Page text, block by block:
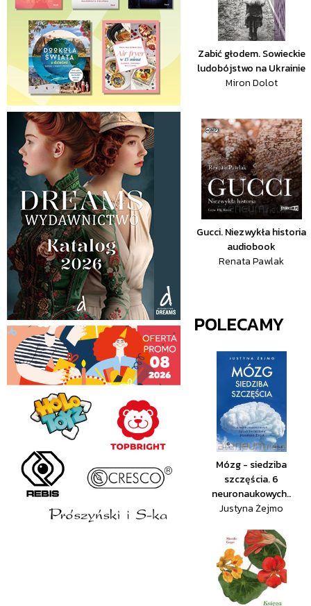
Zabić głodem. Sowieckie
ludobójstwo na Ukrainie
Miron Dolot
Gucci. Niezwykła historia
audiobook
Renata Pawlak
POLECAMY
Mózg - siedziba
szczęścia. 6
neuronaukowych..
Justyna Żejmo